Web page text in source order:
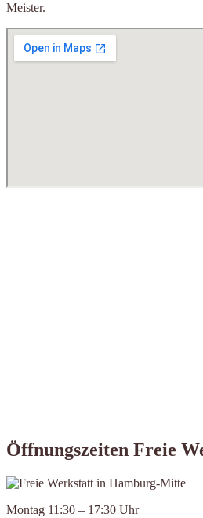
Meister.
Öffnungszeiten Freie
Montag 11:30 – 17:30 Uhr